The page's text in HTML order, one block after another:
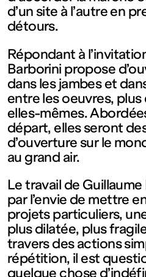
1 bis,
des
57000
Metz
Ouvert
d’un site à l’autre en
détours.
Répondant à
Barborini propose
dans les jambes et
entre les oeuvres,
elles-mêmes.
départ, elles seront
d’ouverture sur le
au grand air.
Le travail de
par l’envie de mettre
projets particuliers,
plus dilatée, plus
travers des actions
répétition, il est
quelque chose